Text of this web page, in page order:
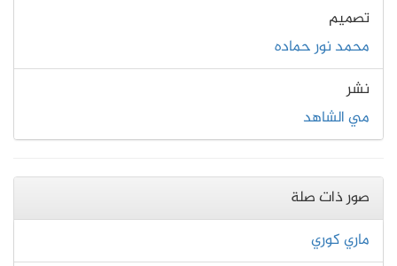
تصميم
محمد نور حماده
نشر
مي الشاهد
صور ذات صلة
ماري كوري